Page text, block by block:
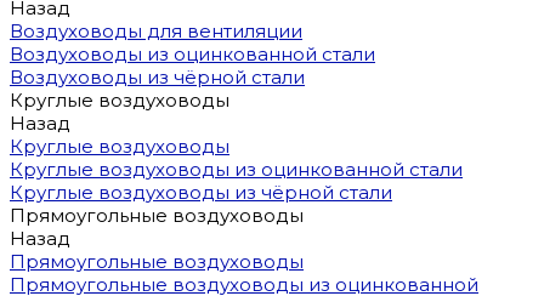
Назад
Воздуховоды для вентиляции
Воздуховоды из оцинкованной стали
Воздуховоды из чёрной стали
Круглые воздуховоды
Назад
Круглые воздуховоды
Круглые воздуховоды из оцинкованной стали
Круглые воздуховоды из чёрной стали
Прямоугольные воздуховоды
Назад
Прямоугольные воздуховоды
Прямоугольные воздуховоды из оцинкованной